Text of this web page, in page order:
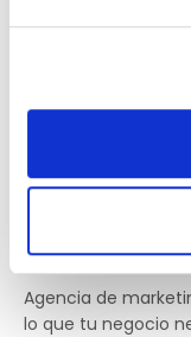
Agencia de
lo que tu negocio